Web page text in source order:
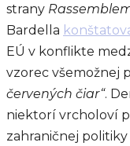
strany
Bardella
EÚ v konflikte
vzorec všemožnej
červených čiar“.
niektorí vrcholoví
zahraničnej